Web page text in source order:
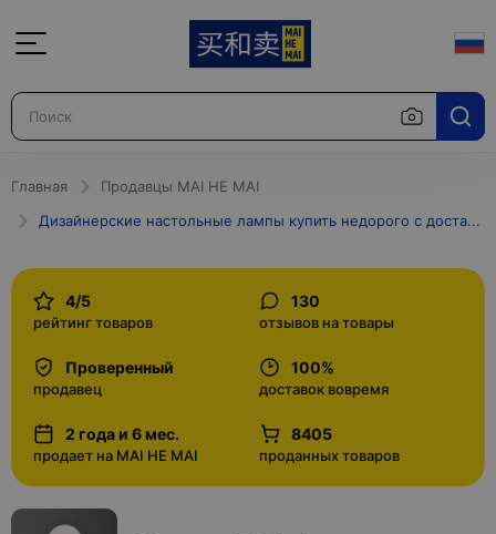
Главная
Продавцы MAI HE MAI
Дизайнерские настольные лампы купить недорого с доставкой в Москве и по России интернет-магазин
4/5
рейтинг товаров
130
отзывов на товары
Проверенный
продавец
100%
доставок вовремя
2 года и 6 мес.
продает на MAI HE MAI
8405
проданных товаров